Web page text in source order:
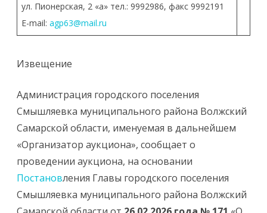
ул. Пионерская, 2 «а» тел.: 9992986, факс 9992191
E-mail: agp63@mail.ru
Извещение
Администрация городского поселения
Смышляевка муниципального района Волжский
Самарской области, именуемая в дальнейшем
«Организатор аукциона», сообщает о
проведении аукциона, на основании
Постановления Главы городского поселения
Смышляевка муниципального района Волжский